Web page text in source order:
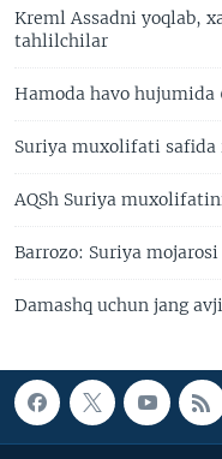
Kreml Assadni yoqlab,
tahlilchilar
Hamoda havo
Suriya muxolifati
AQSh Suriya
Barrozo: Suriya
Damashq uchun jang